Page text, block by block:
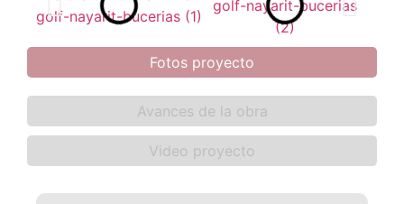
Fotos proyecto
Avances de la obra
Video proyecto